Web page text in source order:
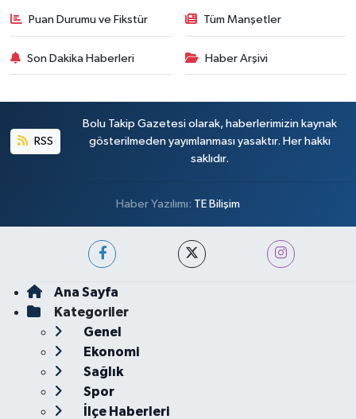
Puan Durumu ve Fikstür Tüm Manşetler
Son Dakika Haberleri Haber Arşivi
RSS
Bolu Takip Gazetesi olarak, haberlerimizin kaynak
gösterilmeden yayımlanması yasaktır. Her hakkı
saklıdır.
Haber Yazılımı: TE Bilişim
Ana Sayfa
Kategoriler
Genel
Ekonomi
Sağlık
Spor
İlçe Haberleri